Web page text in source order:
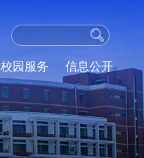
校园服务 信息公开